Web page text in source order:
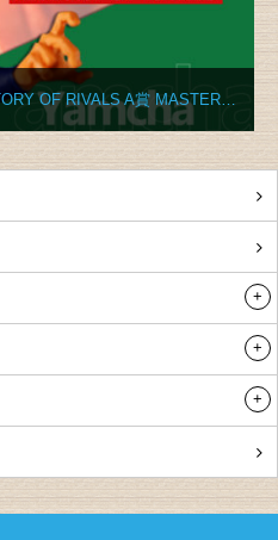
OF RIVALS A賞 MASTER…